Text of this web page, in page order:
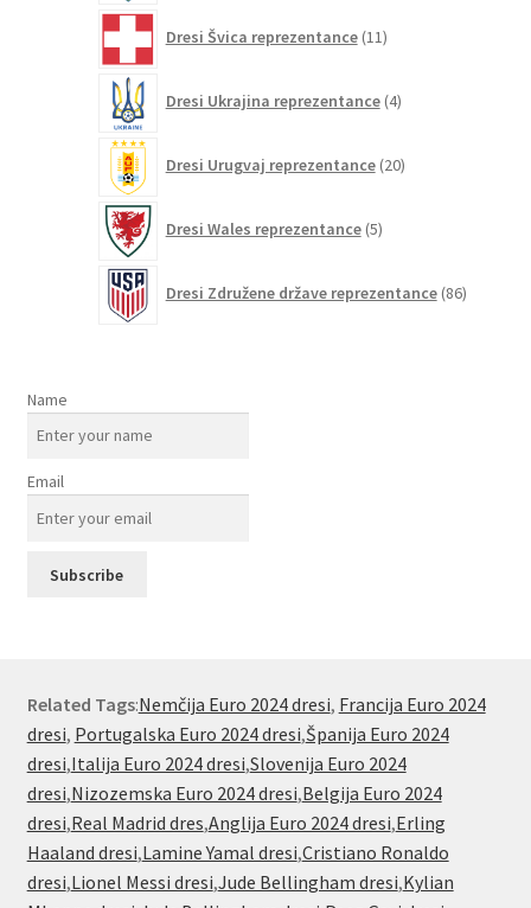
Dresi Švica reprezentance 11izdelkov
Dresi Ukrajina reprezentance 4izdelki
Dresi Urugvaj reprezentance 20izdelkov
Dresi Wales reprezentance 5izdelkov
Dresi Združene države reprezentance 86izdelkov
Name
Email
Related Tags:Nemčija Euro 2024 dresi, Francija Euro 2024
dresi, Portugalska Euro 2024 dresi,Španija Euro 2024
dresi,Italija Euro 2024 dresi,Slovenija Euro 2024
dresi,Nizozemska Euro 2024 dresi,Belgija Euro 2024
dresi,Real Madrid dres,Anglija Euro 2024 dresi,Erling
Haaland dresi,Lamine Yamal dresi,Cristiano Ronaldo
dresi,Lionel Messi dresi,Jude Bellingham dresi,Kylian